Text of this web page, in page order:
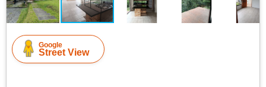
Google
Street View